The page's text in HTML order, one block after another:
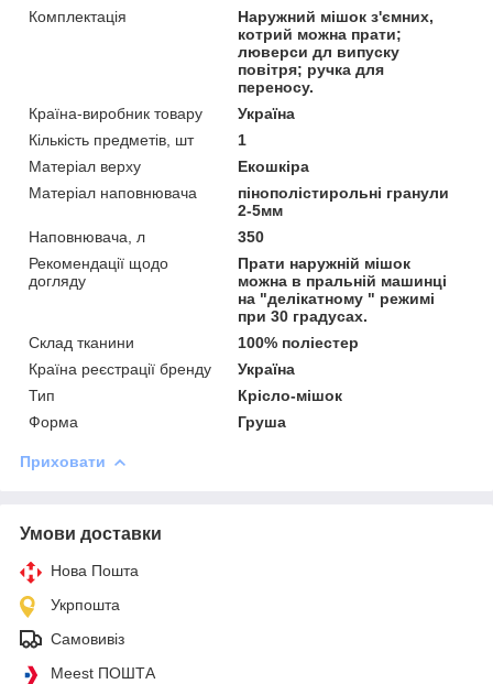
Комплектація
Наружний мішок з'ємних,
котрий можна прати;
люверси дл випуску
повітря; ручка для
переносу.
Країна-виробник товару
Україна
Кількість предметів, шт
1
Матеріал верху
Екошкіра
Матеріал наповнювача
пінополістирольні гранули
2-5мм
Наповнювача, л
350
Рекомендації щодо
догляду
Прати наружній мішок
можна в пральній машинці
на "делікатному " режимі
при 30 градусах.
Склад тканини
100% поліестер
Країна реєстрації бренду
Україна
Тип
Крісло-мішок
Форма
Груша
Приховати
Умови доставки
Нова Пошта
Укрпошта
Самовивіз
Meest ПОШТА